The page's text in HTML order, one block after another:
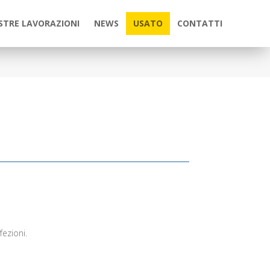
LAVORAZIONI NEWS USATO CONTATTI